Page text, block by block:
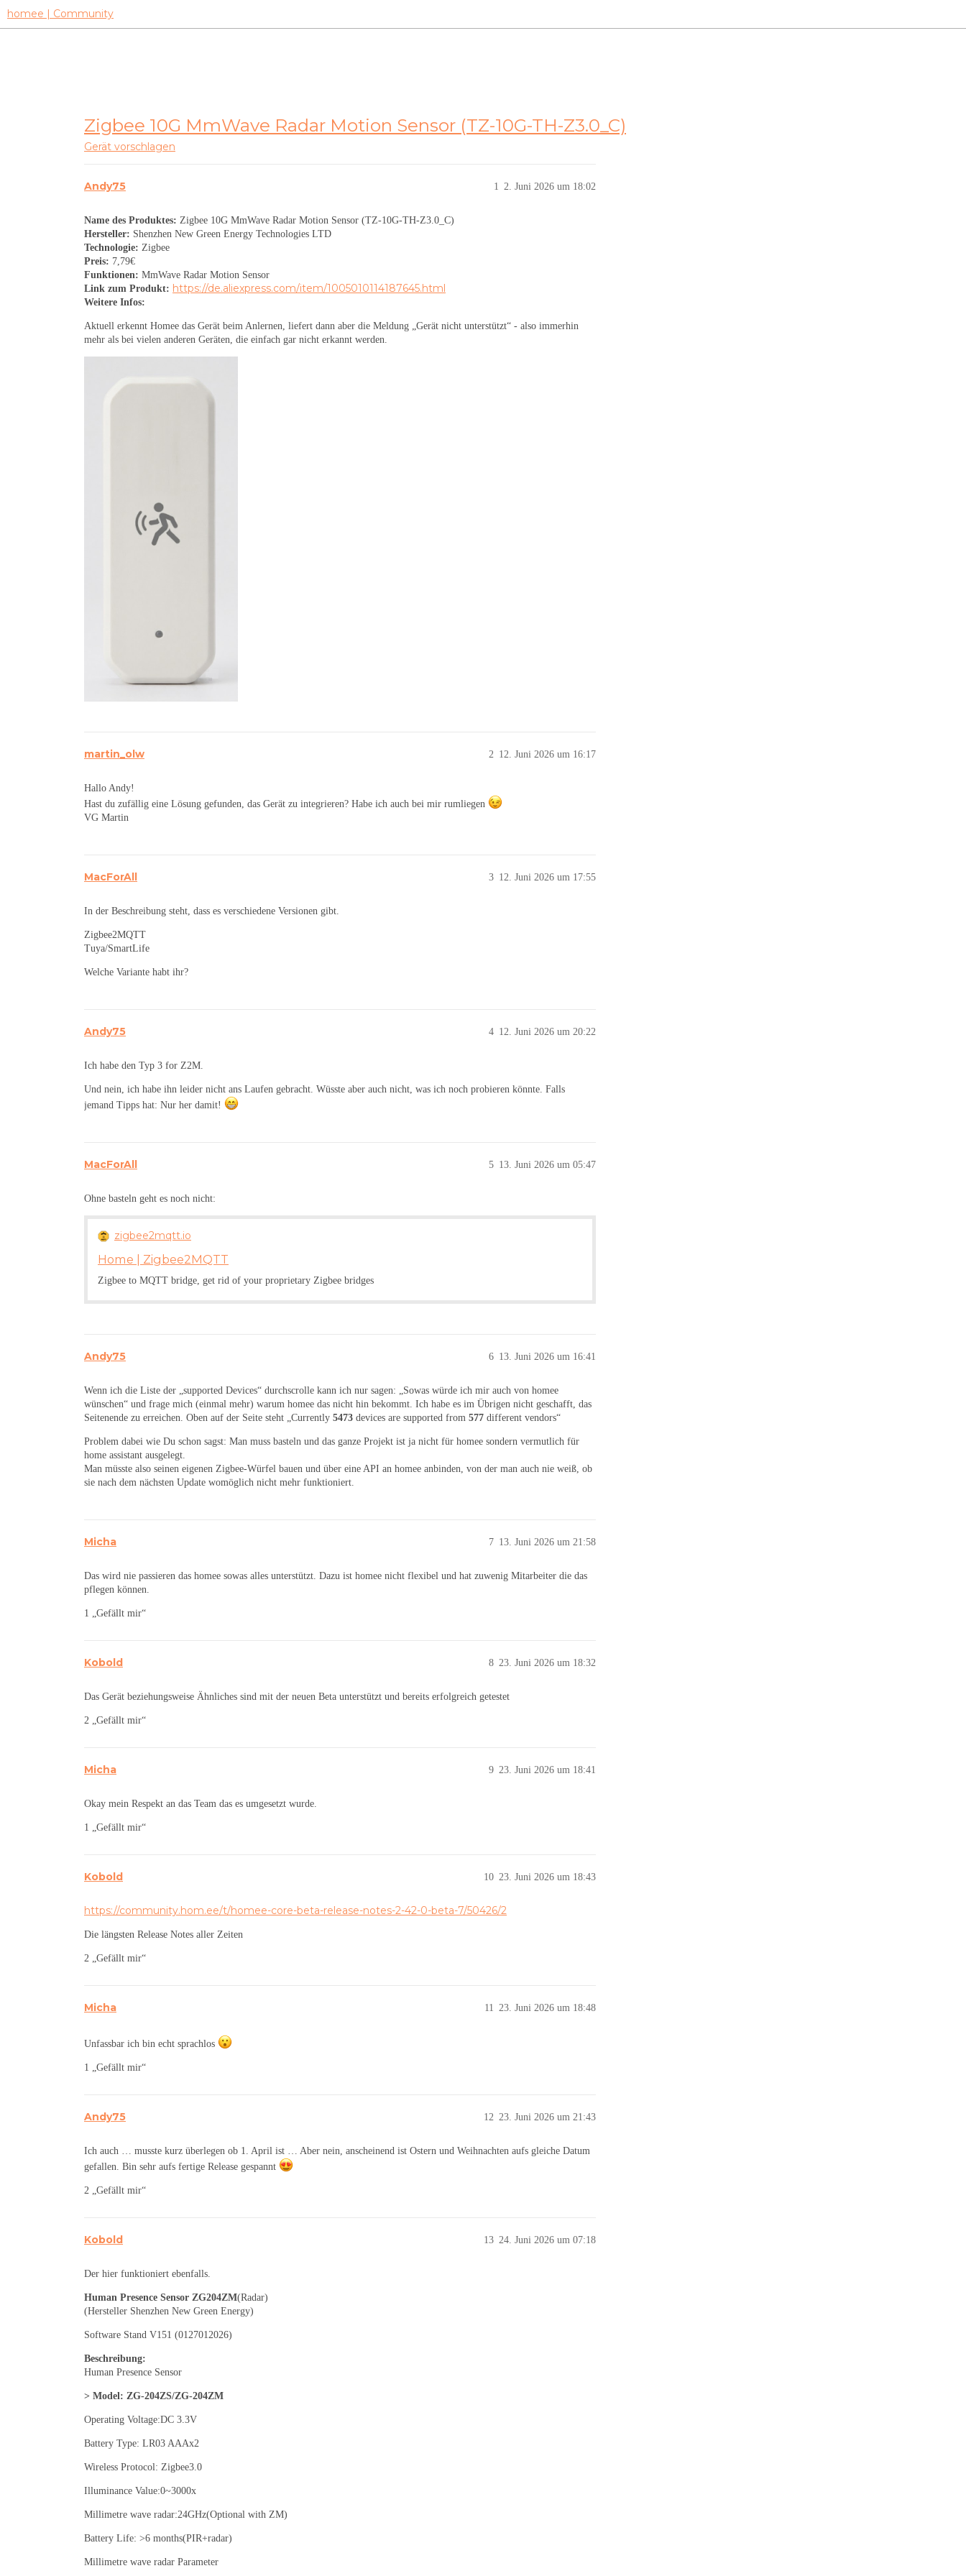
homee | Community
Zigbee 10G MmWave Radar Motion Sensor (TZ-10G-TH-Z3.0_C)
Gerät vorschlagen
Andy75 2. Juni 2026 um 18:02
1
Name des Produktes: Zigbee 10G MmWave Radar Motion Sensor (TZ-10G-TH-Z3.0_C)
Hersteller: Shenzhen New Green Energy Technologies LTD
Technologie: Zigbee
Preis: 7,79€
Funktionen: MmWave Radar Motion Sensor
Link zum Produkt: https://de.aliexpress.com/item/1005010114187645.html
Weitere Infos:
Aktuell erkennt Homee das Gerät beim Anlernen, liefert dann aber die Meldung „Gerät nicht unterstützt“ - also immerhin
mehr als bei vielen anderen Geräten, die einfach gar nicht erkannt werden.
martin_olw 12. Juni 2026 um 16:17
2
Hallo Andy!
Hast du zufällig eine Lösung gefunden, das Gerät zu integrieren? Habe ich auch bei mir rumliegen
VG Martin
MacForAll 12. Juni 2026 um 17:55
3
In der Beschreibung steht, dass es verschiedene Versionen gibt.
Zigbee2MQTT
Tuya/SmartLife
Welche Variante habt ihr?
Andy75 12. Juni 2026 um 20:22
4
Ich habe den Typ 3 for Z2M.
Und nein, ich habe ihn leider nicht ans Laufen gebracht. Wüsste aber auch nicht, was ich noch probieren könnte. Falls
jemand Tipps hat: Nur her damit!
MacForAll 13. Juni 2026 um 05:47
5
Ohne basteln geht es noch nicht:
zigbee2mqtt.io
Home | Zigbee2MQTT
Zigbee to MQTT bridge, get rid of your proprietary Zigbee bridges
Andy75 13. Juni 2026 um 16:41
6
Wenn ich die Liste der „supported Devices“ durchscrolle kann ich nur sagen: „Sowas würde ich mir auch von homee
wünschen“ und frage mich (einmal mehr) warum homee das nicht hin bekommt. Ich habe es im Übrigen nicht geschafft, das
Seitenende zu erreichen. Oben auf der Seite steht „Currently 5473 devices are supported from 577 different vendors“
Problem dabei wie Du schon sagst: Man muss basteln und das ganze Projekt ist ja nicht für homee sondern vermutlich für
home assistant ausgelegt.
Man müsste also seinen eigenen Zigbee-Würfel bauen und über eine API an homee anbinden, von der man auch nie weiß, ob
sie nach dem nächsten Update womöglich nicht mehr funktioniert.
Micha 13. Juni 2026 um 21:58
7
Das wird nie passieren das homee sowas alles unterstützt. Dazu ist homee nicht flexibel und hat zuwenig Mitarbeiter die das
pflegen können.
1 „Gefällt mir“
Kobold 23. Juni 2026 um 18:32
8
Das Gerät beziehungsweise Ähnliches sind mit der neuen Beta unterstützt und bereits erfolgreich getestet
2 „Gefällt mir“
Micha 23. Juni 2026 um 18:41
9
Okay mein Respekt an das Team das es umgesetzt wurde.
1 „Gefällt mir“
Kobold 23. Juni 2026 um 18:43
10
https://community.hom.ee/t/homee-core-beta-release-notes-2-42-0-beta-7/50426/2
Die längsten Release Notes aller Zeiten
2 „Gefällt mir“
Micha 23. Juni 2026 um 18:48
11
Unfassbar ich bin echt sprachlos
1 „Gefällt mir“
Andy75 23. Juni 2026 um 21:43
12
Ich auch … musste kurz überlegen ob 1. April ist … Aber nein, anscheinend ist Ostern und Weihnachten aufs gleiche Datum
gefallen. Bin sehr aufs fertige Release gespannt
2 „Gefällt mir“
Kobold 24. Juni 2026 um 07:18
13
Der hier funktioniert ebenfalls.
Human Presence Sensor ZG204ZM(Radar)
(Hersteller Shenzhen New Green Energy)
Software Stand V151 (0127012026)
Beschreibung:
Human Presence Sensor
> Model: ZG-204ZS/ZG-204ZM
Operating Voltage:DC 3.3V
Battery Type: LR03 AAAx2
Wireless Protocol: Zigbee3.0
Illuminance Value:0~3000x
Millimetre wave radar:24GHz(Optional with ZM)
Battery Life: >6 months(PIR+radar)
Millimetre wave radar Parameter